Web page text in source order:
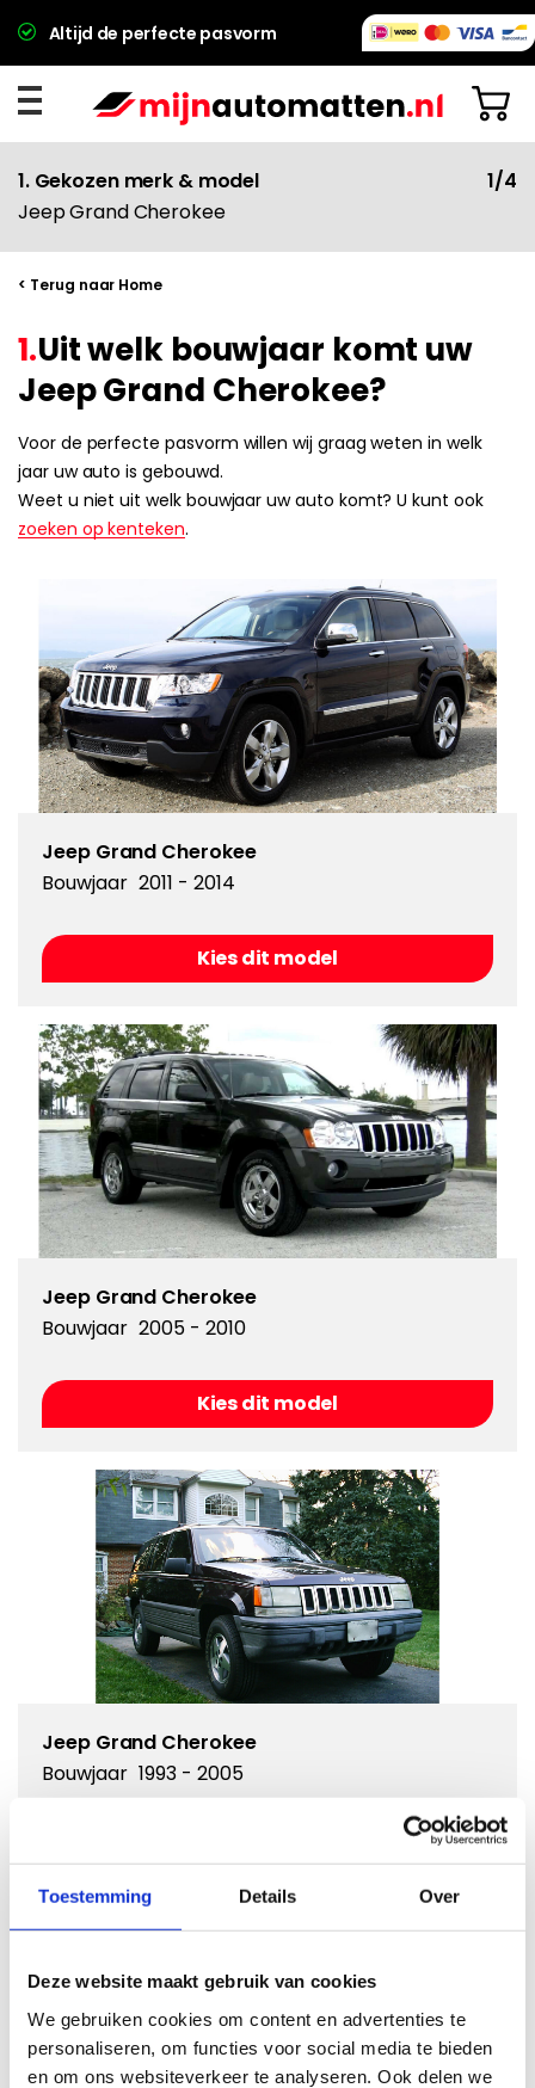
Toestemming Details Over
Deze website maakt gebruik van cookies
We gebruiken cookies om content en advertenties te
personaliseren, om functies voor social media te bieden
en om ons websiteverkeer te analyseren. Ook delen we
Altijd de perfecte pasvorm
1. Gekozen merk & model
Jeep Grand Cherokee
1/4
< Terug naar Home
1.Uit welk bouwjaar komt uw
Jeep Grand Cherokee?
Voor de perfecte pasvorm willen wij graag weten in welk
jaar uw auto is gebouwd.
Weet u niet uit welk bouwjaar uw auto komt? U kunt ook
zoeken op kenteken.
Jeep Grand Cherokee
Bouwjaar 2011 - 2014
Kies dit model
Jeep Grand Cherokee
Bouwjaar 2005 - 2010
Kies dit model
Jeep Grand Cherokee
Bouwjaar 1993 - 2005
Ik weet het bouwjaar niet
Als u het bouwjaar niet weet van uw auto kunt u hier
op kenteken zoeken: